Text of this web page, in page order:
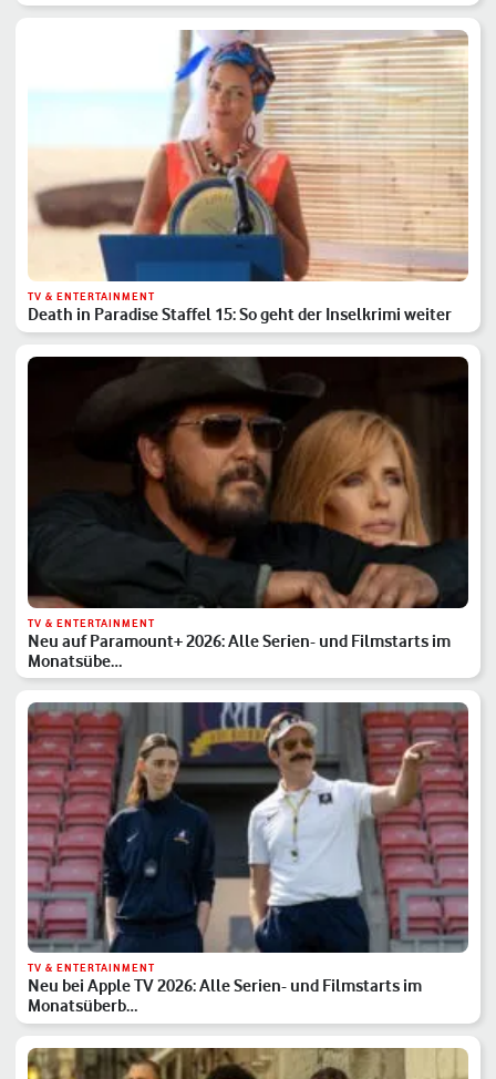
TV & ENTERTAINMENT
Death in Paradise Staffel 15: So geht der Inselkrimi weiter
TV & ENTERTAINMENT
Neu auf Paramount+ 2026: Alle Serien- und Filmstarts im
Monatsübe…
TV & ENTERTAINMENT
Neu bei Apple TV 2026: Alle Serien- und Filmstarts im
Monatsüberb…